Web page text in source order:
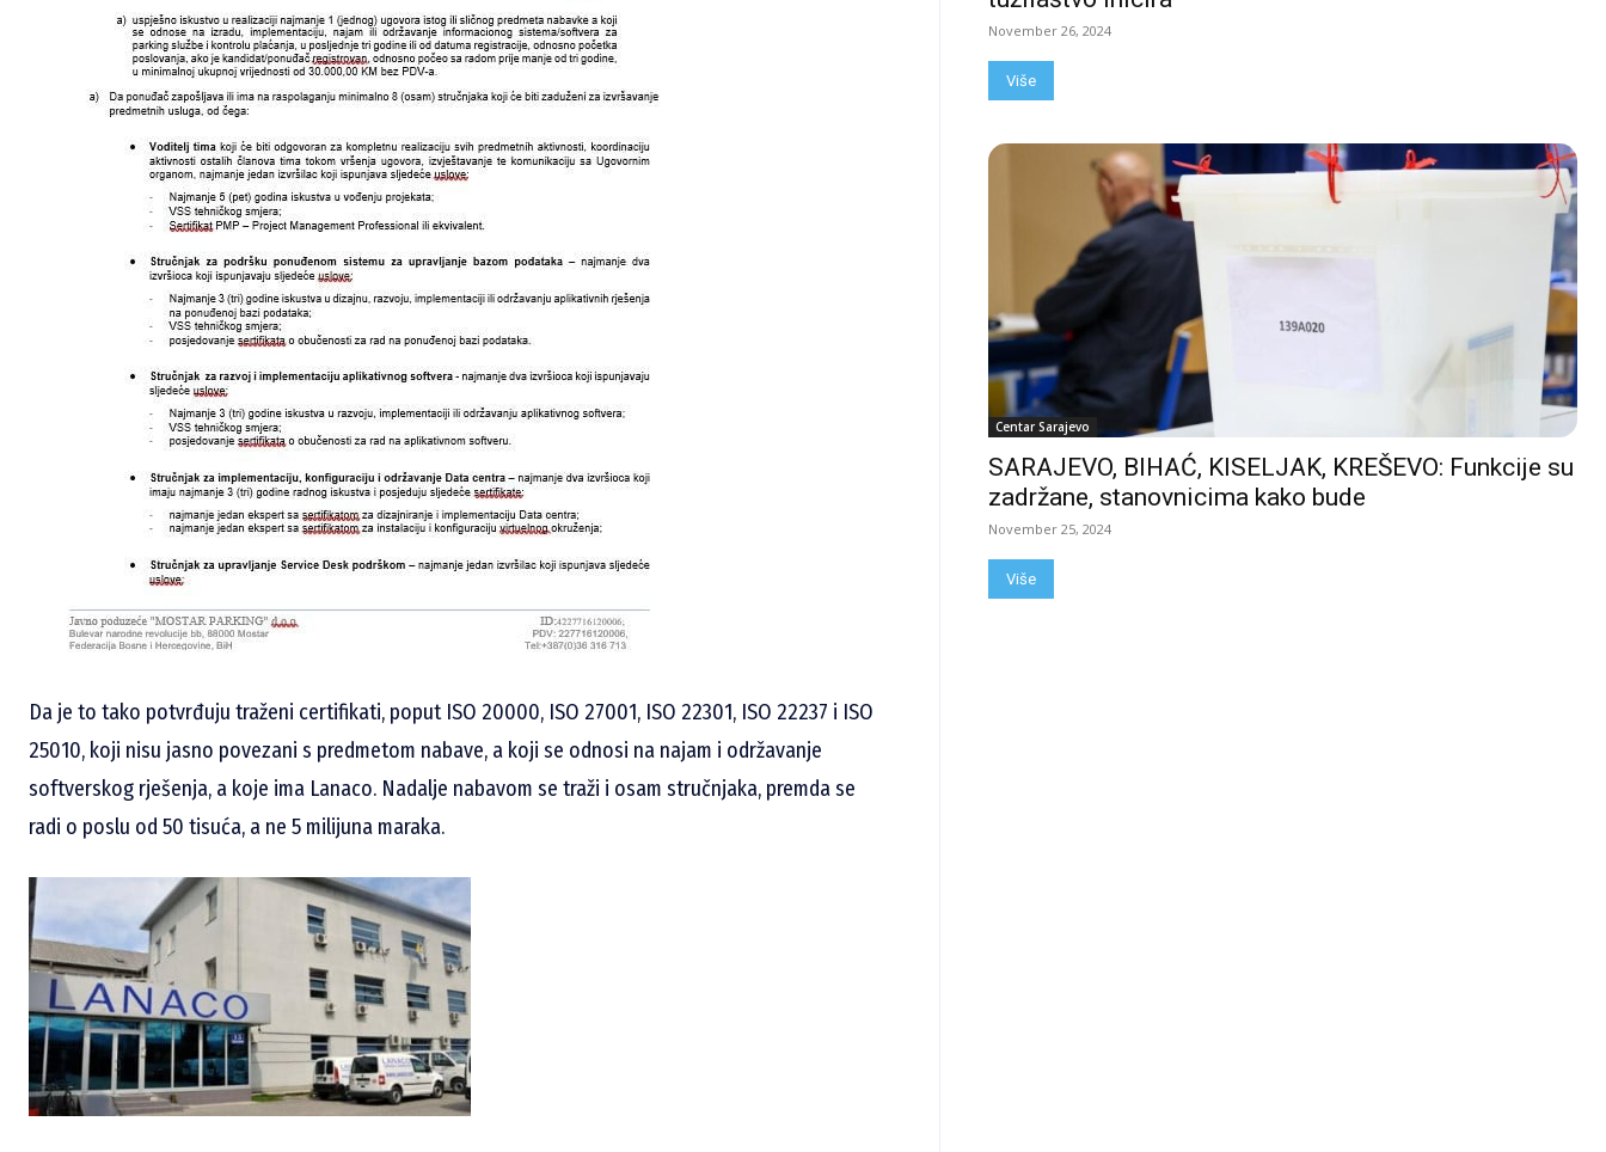
Da je to tako potvrđuju traženi certifikati, poput ISO 20000, ISO 27001, ISO 22301, ISO 22237 i ISO
25010, koji nisu jasno povezani s predmetom nabave, a koji se odnosi na najam i održavanje
softverskog rješenja, a koje ima Lanaco. Nadalje nabavom se traži i osam stručnjaka, premda se
radi o poslu od 50 tisuća, a ne 5 milijuna maraka.
November 26, 2024
Više
Centar Sarajevo
SARAJEVO, BIHAĆ, KISELJAK, KREŠEVO: Funkcije su
zadržane, stanovnicima kako bude
November 25, 2024
Više